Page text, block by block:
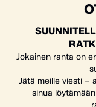
Jokainen ranta on
Jätä meille viesti –
sinua